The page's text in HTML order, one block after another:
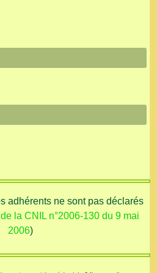
adhérents ne sont pas déclarés
la CNIL n°2006-130 du 9 mai
2006)